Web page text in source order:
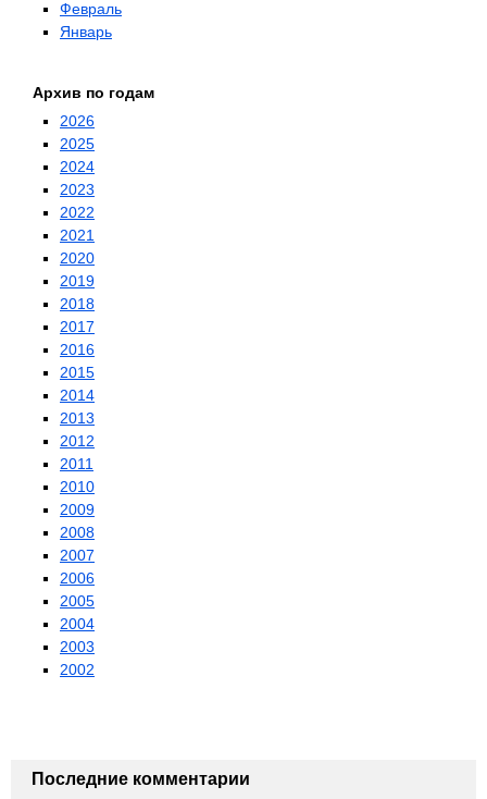
Февраль
Январь
Архив по годам
2026
2025
2024
2023
2022
2021
2020
2019
2018
2017
2016
2015
2014
2013
2012
2011
2010
2009
2008
2007
2006
2005
2004
2003
2002
Последние комментарии